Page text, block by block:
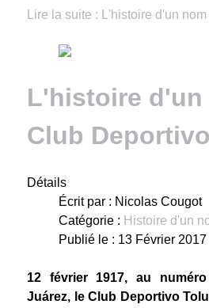
Lire la suite : L'histoire d'un
L'histoire d'un
Club
Détails
Écrit par : Nicolas Cougot
Catégorie : Histoire d'un
Publié le : 13 Février 2017
12 février 1917, au
Juárez, le Club Deportivo